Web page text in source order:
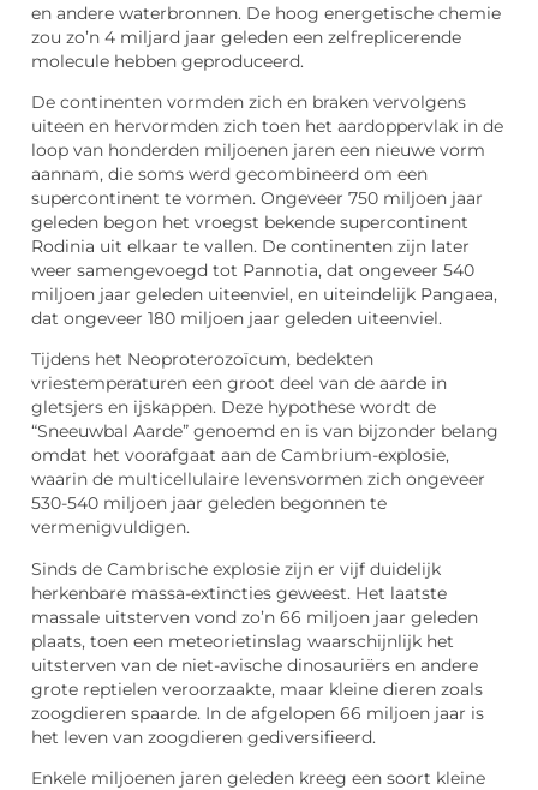
en andere waterbronnen. De hoog energetische chemie
zou zo’n 4 miljard jaar geleden een zelfreplicerende
molecule hebben geproduceerd.
De continenten vormden zich en braken vervolgens
uiteen en hervormden zich toen het aardoppervlak in de
loop van honderden miljoenen jaren een nieuwe vorm
aannam, die soms werd gecombineerd om een
supercontinent te vormen. Ongeveer 750 miljoen jaar
geleden begon het vroegst bekende supercontinent
Rodinia uit elkaar te vallen. De continenten zijn later
weer samengevoegd tot Pannotia, dat ongeveer 540
miljoen jaar geleden uiteenviel, en uiteindelijk Pangaea,
dat ongeveer 180 miljoen jaar geleden uiteenviel.
Tijdens het Neoproterozoïcum, bedekten
vriestemperaturen een groot deel van de aarde in
gletsjers en ijskappen. Deze hypothese wordt de
“Sneeuwbal Aarde” genoemd en is van bijzonder belang
omdat het voorafgaat aan de Cambrium-explosie,
waarin de multicellulaire levensvormen zich ongeveer
530-540 miljoen jaar geleden begonnen te
vermenigvuldigen.
Sinds de Cambrische explosie zijn er vijf duidelijk
herkenbare massa-extincties geweest. Het laatste
massale uitsterven vond zo’n 66 miljoen jaar geleden
plaats, toen een meteorietinslag waarschijnlijk het
uitsterven van de niet-avische dinosauriërs en andere
grote reptielen veroorzaakte, maar kleine dieren zoals
zoogdieren spaarde. In de afgelopen 66 miljoen jaar is
het leven van zoogdieren gediversifieerd.
Enkele miljoenen jaren geleden kreeg een soort kleine